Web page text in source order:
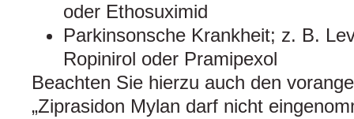
oder Ethosuximid
Parkinsonsche Krankheit; z. B.
Ropinirol oder Pramipexol
Beachten Sie hierzu auch den
„Ziprasidon Mylan darf nicht